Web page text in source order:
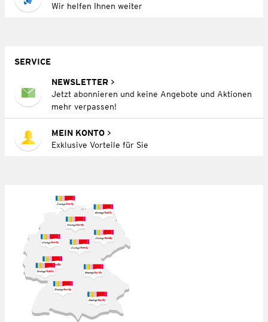
Wir helfen Ihnen weiter
SERVICE
NEWSLETTER
Jetzt abonnieren und keine Angebote und Aktionen
mehr verpassen!
MEIN KONTO
Exklusive Vorteile für Sie